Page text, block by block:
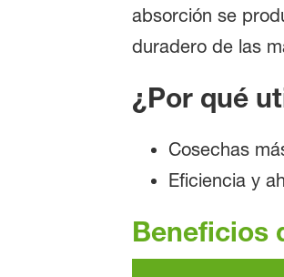
absorción se
duradero de las
¿Por qué
Cosechas
Eficiencia y
Beneficios